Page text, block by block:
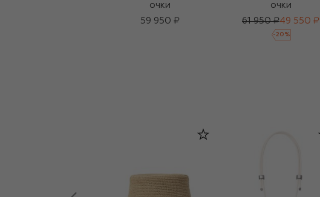
очки
59 950 ₽
очки
61 950 ₽49 550 ₽
-20 %